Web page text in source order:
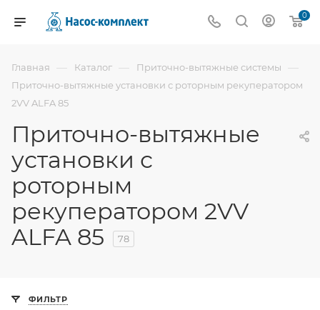
0
Главная — Каталог — Приточно-вытяжные системы —
Приточно-вытяжные установки с роторным рекуператором
2VV ALFA 85
Приточно-вытяжные
установки с
роторным
рекуператором 2VV
ALFA 85
78
ФИЛЬТР